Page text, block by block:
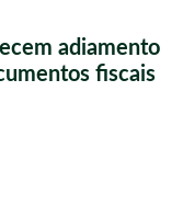
adiamento
fiscais